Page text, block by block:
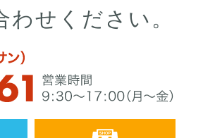
せください。